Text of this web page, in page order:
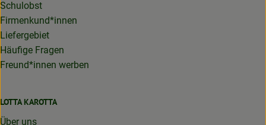
Schulobst
Firmenkund*innen
Liefergebiet
Häufige Fragen
Freund*innen werben
LOTTA KAROTTA
Über uns